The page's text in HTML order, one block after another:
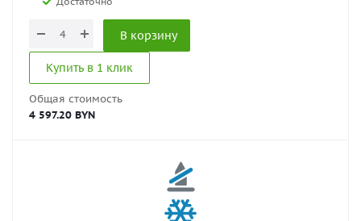
В корзину
Купить в 1 клик
Общая стоимость
4 597.20 BYN